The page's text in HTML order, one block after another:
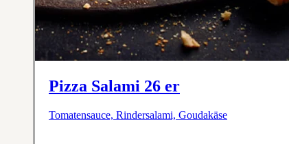
Pizza Salami 26 er
Tomatensauce, Rindersalami, Goudakäse